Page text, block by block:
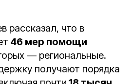
рассказал, что в
46 мер помощи
— региональные.
получают порядка